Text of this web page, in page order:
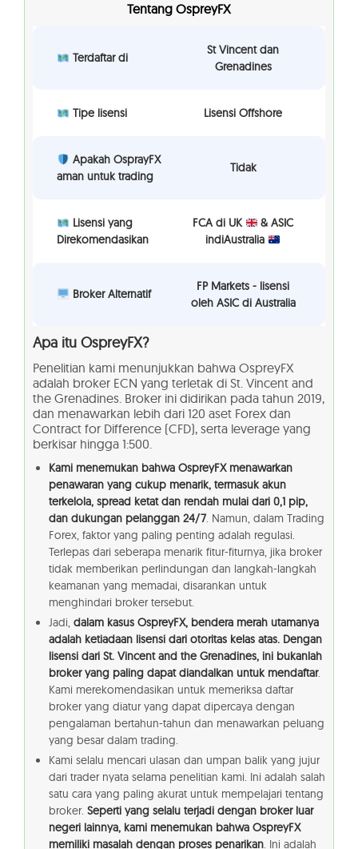
Tentang OspreyFX
Terdaftar di
St Vincent dan
Grenadines
Tipe lisensi Lisensi Offshore
Apakah OsprayFX
aman untuk trading
Tidak
Lisensi yang
Direkomendasikan
FCA di UK
& ASIC
indiAustralia
Broker Alternatif
FP Markets - lisensi
oleh ASIC di Australia
Apa itu OspreyFX?
Penelitian kami menunjukkan bahwa OspreyFX
adalah broker ECN yang terletak di St. Vincent and
the Grenadines. Broker ini didirikan pada tahun 2019,
dan menawarkan lebih dari 120 aset Forex dan
Contract for Difference (CFD), serta leverage yang
berkisar hingga 1:500.
Kami menemukan bahwa OspreyFX menawarkan
penawaran yang cukup menarik, termasuk akun
terkelola, spread ketat dan rendah mulai dari 0,1 pip,
dan dukungan pelanggan 24/7. Namun, dalam Trading
Forex, faktor yang paling penting adalah regulasi.
Terlepas dari seberapa menarik fitur-fiturnya, jika broker
tidak memberikan perlindungan dan langkah-langkah
keamanan yang memadai, disarankan untuk
menghindari broker tersebut.
Jadi, dalam kasus OspreyFX, bendera merah utamanya
adalah ketiadaan lisensi dari otoritas kelas atas. Dengan
lisensi dari St. Vincent and the Grenadines, ini bukanlah
broker yang paling dapat diandalkan untuk mendaftar.
Kami merekomendasikan untuk memeriksa daftar
broker yang diatur yang dapat dipercaya dengan
pengalaman bertahun-tahun dan menawarkan peluang
yang besar dalam trading.
Kami selalu mencari ulasan dan umpan balik yang jujur
dari trader nyata selama penelitian kami. Ini adalah salah
satu cara yang paling akurat untuk mempelajari tentang
broker. Seperti yang selalu terjadi dengan broker luar
negeri lainnya, kami menemukan bahwa OspreyFX
memiliki masalah dengan proses penarikan. Ini adalah